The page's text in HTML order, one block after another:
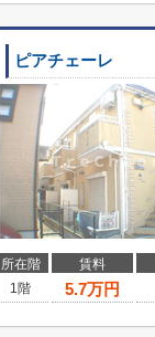
ピアチェーレ
所在階 賃料
1階
5.7万円